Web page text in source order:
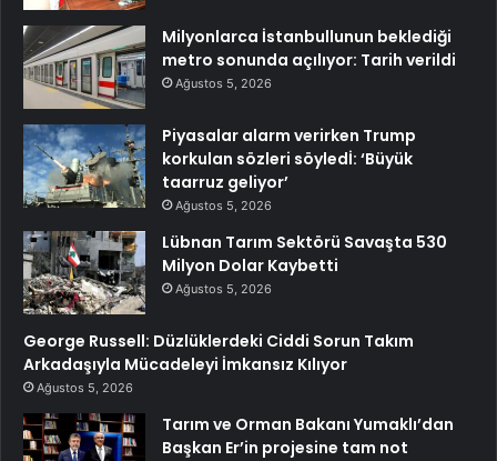
Milyonlarca İstanbullunun beklediği
metro sonunda açılıyor: Tarih verildi
Ağustos 5, 2026
Piyasalar alarm verirken Trump
korkulan sözleri söyledİ: ‘Büyük
taarruz geliyor’
Ağustos 5, 2026
Lübnan Tarım Sektörü Savaşta 530
Milyon Dolar Kaybetti
Ağustos 5, 2026
George Russell: Düzlüklerdeki Ciddi Sorun Takım
Arkadaşıyla Mücadeleyi İmkansız Kılıyor
Ağustos 5, 2026
Tarım ve Orman Bakanı Yumaklı’dan
Başkan Er’in projesine tam not